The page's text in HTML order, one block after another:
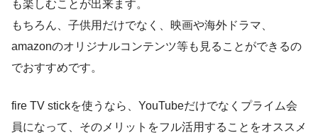
も楽しむことが出来ます。
もちろん、子供用だけでなく、映画や海外ドラマ、
amazonのオリジナルコンテンツ等も見ることができるの
でおすすめです。
fire TV stickを使うなら、YouTubeだけでなくプライム会
員になって、そのメリットをフル活用することをオススメ